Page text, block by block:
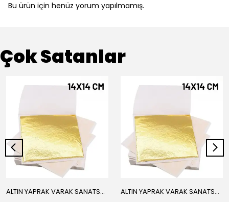
Bu ürün için henüz yorum yapılmamış.
Çok Satanlar
ALTIN YAPRAK VARAK SANATSAL BÜYÜK BOY FOLYO EPOKSİ REÇİNE NAİL ART 16 ADET 14X14 CM ALTIN RENK ALTIN YAPRAK VARAK SANATSAL BÜYÜK BOY FOLYO EPOKSİ REÇİNE NAİL ART 8 ADET ALTIN RENK 14X14 CM